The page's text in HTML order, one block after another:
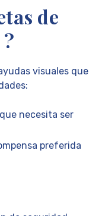
de
visuales que
necesita ser
preferida